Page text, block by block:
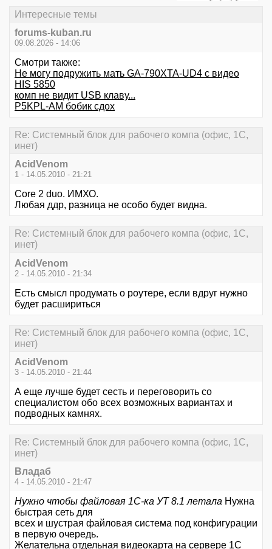
Интересные темы
forums-kuban.ru
09.08.2026 - 14:06
Смотри также:
Не могу подружить мать GA-790XTA-UD4 с видео
HIS 5850
комп не видит USB клаву...
P5KPL-AM бобик сдох
Re: Системный блок для рабочего компа (офис, 1С,
инет)
AcidVenom
1 - 14.05.2010 - 21:21
Core 2 duo. ИМХО.
Любая ддр, разница не особо будет видна.
Re: Системный блок для рабочего компа (офис, 1С,
инет)
AcidVenom
2 - 14.05.2010 - 21:34
Есть смысл продумать о роутере, если вдруг нужно
будет расшириться
Re: Системный блок для рабочего компа (офис, 1С,
инет)
AcidVenom
3 - 14.05.2010 - 21:44
А еще лучше будет сесть и переговорить со
специалистом обо всех возможных вариантах и
подводных камнях.
Re: Системный блок для рабочего компа (офис, 1С,
инет)
Владаб
4 - 14.05.2010 - 21:47
Нужно чтобы файловая 1С-ка УТ 8.1 летала Нужна
быстрая сеть для
всех и шустрая файловая система под конфигурации
в первую очередь.
Желательна отдельная видеокарта на сервере 1С